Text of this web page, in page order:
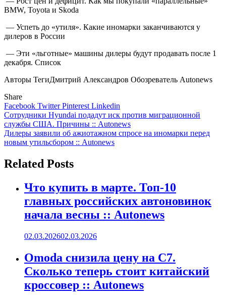
BMW, Toyota и Skoda
— Успеть до «утиля». Какие иномарки заканчиваются у
дилеров в России
— Эти «льготные» машины дилеры будут продавать после 1
декабря. Список
Авторы ТегиДмитрий Александров Обозреватель Autonews
Share
Facebook TwitterPinterest Linkedin
Навигация
по
записям
Сотрудники Hyundai подадут иск против миграционной
службы США. Причины :: Autonews
Дилеры заявили об ажиотажном спросе на иномарки перед
новым утильсбором :: Autonews
Related Posts
Что купить в марте. Топ-10
главных российских автоновинок
начала весны :: Autonews
02.03.202602.03.2026
Omoda снизила цену на C7.
Сколько теперь стоит китайский
кроссовер :: Autonews